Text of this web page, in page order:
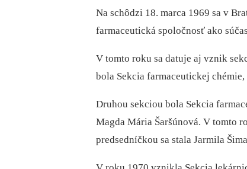
Na schôdzi 18. marca 1969 sa v
farmaceutická spoločnosť ako
V tomto roku sa datuje aj vznik
bola Sekcia farmaceutickej
Druhou sekciou bola Sekcia
Magda Mária Šaršúnová. V tomto
predsedníčkou sa stala Jarmila